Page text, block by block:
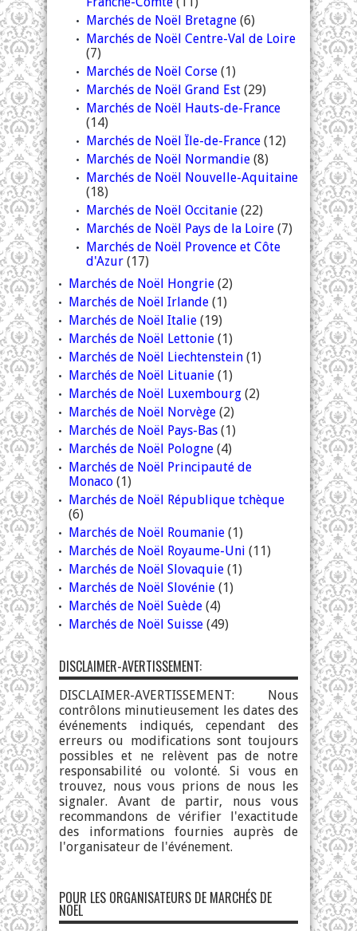
Marchés de Noël Bretagne (6)
Marchés de Noël Centre-Val de Loire
(7)
Marchés de Noël Corse (1)
Marchés de Noël Grand Est (29)
Marchés de Noël Hauts-de-France
(14)
Marchés de Noël Île-de-France (12)
Marchés de Noël Normandie (8)
Marchés de Noël Nouvelle-Aquitaine
(18)
Marchés de Noël Occitanie (22)
Marchés de Noël Pays de la Loire (7)
Marchés de Noël Provence et Côte
d'Azur (17)
Marchés de Noël Hongrie (2)
Marchés de Noël Irlande (1)
Marchés de Noël Italie (19)
Marchés de Noël Lettonie (1)
Marchés de Noël Liechtenstein (1)
Marchés de Noël Lituanie (1)
Marchés de Noël Luxembourg (2)
Marchés de Noël Norvège (2)
Marchés de Noël Pays-Bas (1)
Marchés de Noël Pologne (4)
Marchés de Noël Principauté de
Monaco (1)
Marchés de Noël République tchèque
(6)
Marchés de Noël Roumanie (1)
Marchés de Noël Royaume-Uni (11)
Marchés de Noël Slovaquie (1)
Marchés de Noël Slovénie (1)
Marchés de Noël Suède (4)
Marchés de Noël Suisse (49)
DISCLAIMER-AVERTISSEMENT:
DISCLAIMER-AVERTISSEMENT: Nous
contrôlons minutieusement les dates des
événements indiqués, cependant des
erreurs ou modifications sont toujours
possibles et ne relèvent pas de notre
responsabilité ou volonté. Si vous en
trouvez, nous vous prions de nous les
signaler. Avant de partir, nous vous
recommandons de vérifier l'exactitude
des informations fournies auprès de
l'organisateur de l'événement.
POUR LES ORGANISATEURS DE MARCHÉS DE
NOËL